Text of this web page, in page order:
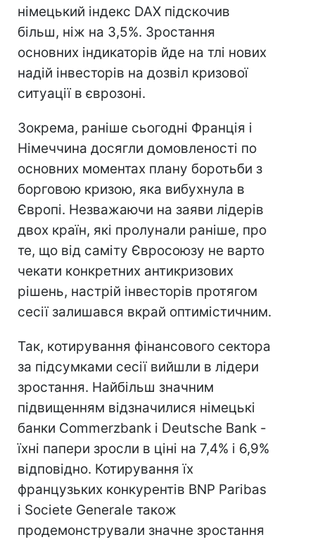
німецький індекс DAX підскочив
більш, ніж на 3,5%. Зростання
основних індикаторів йде на тлі нових
надій інвесторів на дозвіл кризової
ситуації в єврозоні.
Зокрема, раніше сьогодні Франція і
Німеччина досягли домовленості по
основних моментах плану боротьби з
борговою кризою, яка вибухнула в
Європі. Незважаючи на заяви лідерів
двох країн, які пролунали раніше, про
те, що від саміту Євросоюзу не варто
чекати конкретних антикризових
рішень, настрій інвесторів протягом
сесії залишався вкрай оптимістичним.
Так, котирування фінансового сектора
за підсумками сесії вийшли в лідери
зростання. Найбільш значним
підвищенням відзначилися німецькі
банки Commerzbank і Deutsche Bank -
їхні папери зросли в ціні на 7,4% і 6,9%
відповідно. Котирування їх
французьких конкурентів BNP Paribas
і Societe Generale також
продемонстрували значне зростання